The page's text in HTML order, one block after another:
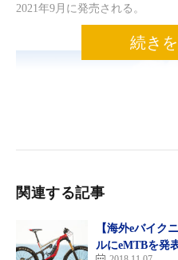
2021年9月に発売される。
続き
関連する記事
【海外eバイク
ルにeMTBを発
2018.11.07